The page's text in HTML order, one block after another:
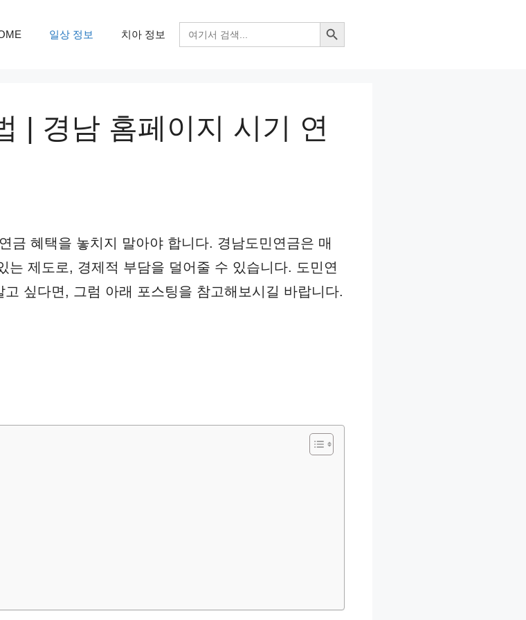
일상 정보 치아 정보
검
색:
검색 버튼
| 경남 홈페이지 시기 연
금 혜택을 놓치지 말아야 합니다. 경남도민연금은 매
는 제도로, 경제적 부담을 덜어줄 수 있습니다. 도민연
싶다면, 그럼 아래 포스팅을 참고해보시길 바랍니다.